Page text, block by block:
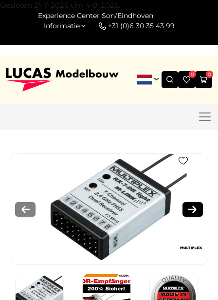
Gesloten 21-7-2026 t/m 4-8-2026.
Experience Center Son/Eindhoven
Informatie
+31 (0)6 30 35 43 99
0 0